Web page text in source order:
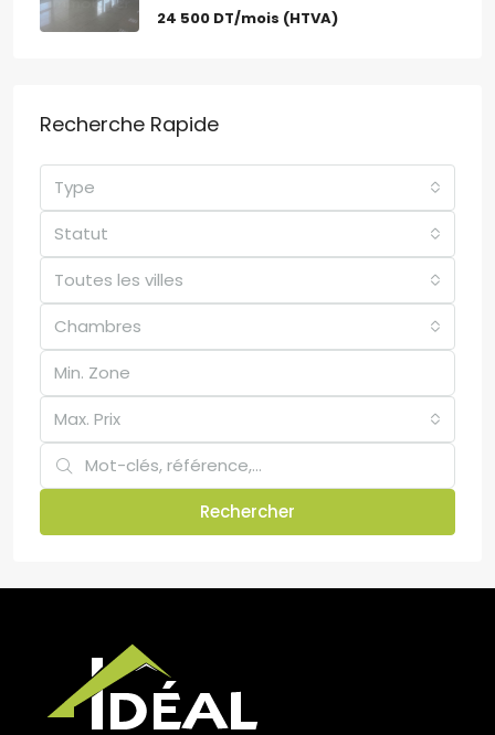
24 500 DT/mois (HTVA)
Recherche Rapide
Type
Statut
Toutes les villes
Chambres
Max. Prix
Rechercher